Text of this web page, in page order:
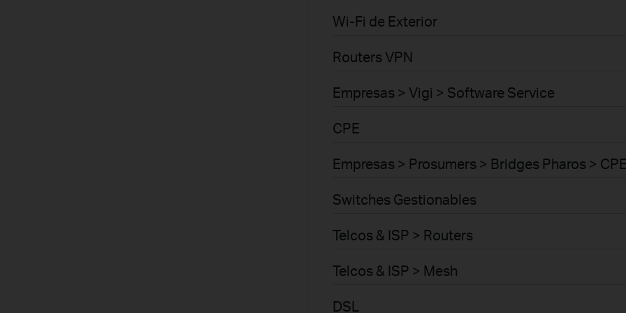
Wi-Fi de Exterior
Routers VPN
Empresas > Vigi > Software Service
CPE
Empresas > Prosumers > Bridges Pharos >
Switches Gestionables
Telcos & ISP > Routers
Telcos & ISP > Mesh
DSL